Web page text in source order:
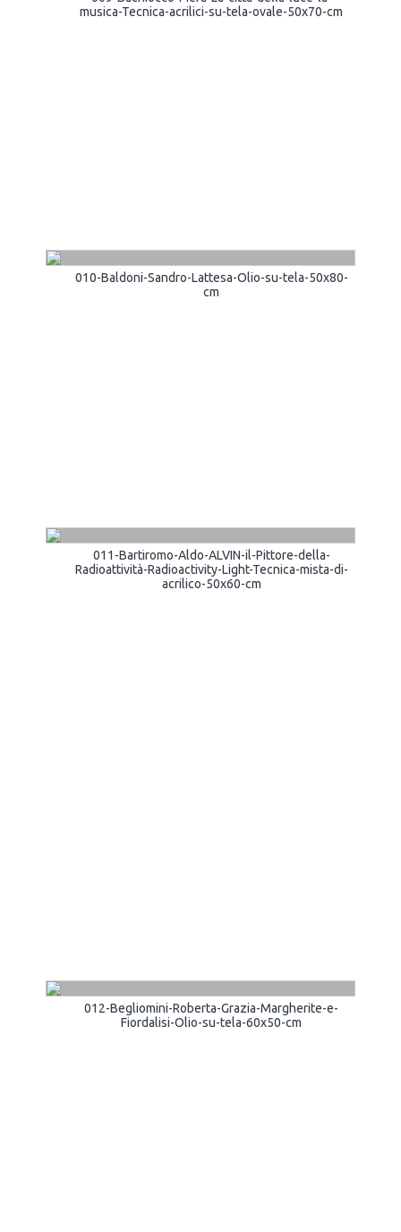
musica-Tecnica-acrilici-su-tela-ovale-50x70-cm
010-Baldoni-Sandro-Lattesa-Olio-su-tela-50x80-
cm
011-Bartiromo-Aldo-ALVIN-il-Pittore-della-
Radioattività-Radioactivity-Light-Tecnica-mista-di-
acrilico-50x60-cm
012-Begliomini-Roberta-Grazia-Margherite-e-
Fiordalisi-Olio-su-tela-60x50-cm